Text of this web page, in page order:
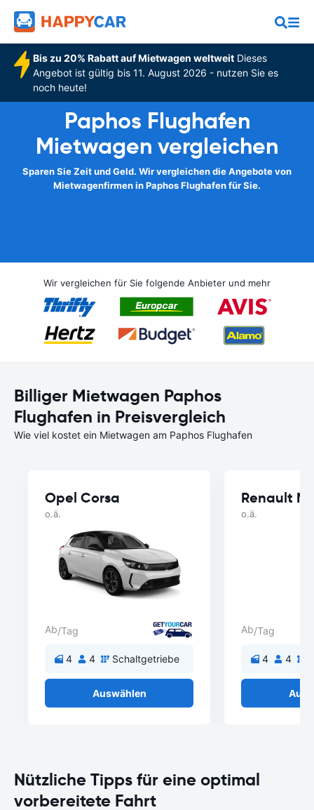
Bis zu 20% Rabatt auf Mietwagen weltweitDieses
Angebot ist gültig bis 11. August 2026 - nutzen Sie es
noch heute!
Paphos Flughafen
Mietwagen vergleichen
Sparen Sie Zeit und Geld. Wir vergleichen die Angebote von
Mietwagenfirmen in Paphos Flughafen für Sie.
Wir vergleichen für Sie folgende Anbieter und mehr
Billiger Mietwagen Paphos
Flughafen in Preisvergleich
Wie viel kostet ein Mietwagen am Paphos Flughafen
Opel Corsa
o.ä.
Ab/Tag
4 4 Schaltgetriebe
Auswählen
Renault
o.ä.
Ab/Tag
4 4
Nützliche Tipps für eine optimal
vorbereitete Fahrt